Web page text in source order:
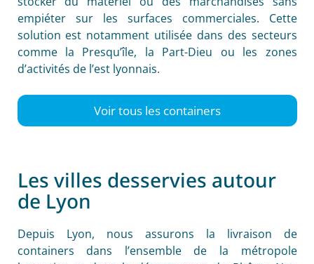
empiéter sur les surfaces commerciales. Cette
solution est notamment utilisée dans des secteurs
comme la Presqu’île, la Part-Dieu ou les zones
d’activités de l’est lyonnais.
Voir tous les containers
Les villes desservies autour
de Lyon
Depuis Lyon, nous assurons la livraison de
containers dans l’ensemble de la métropole